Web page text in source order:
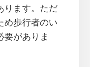
ります。ただ
め歩行者のい
要がありま